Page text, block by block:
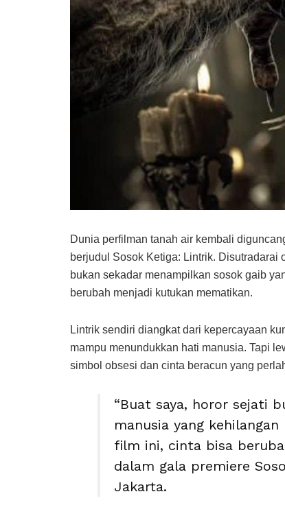
Dunia perfilman tanah air kembali
berjudul Sosok Ketiga: Lintrik.
bukan sekadar menampilkan sosok gaib
berubah menjadi kutukan mematikan.
Lintrik sendiri diangkat dari kepercayaan
mampu menundukkan hati manusia. Tapi
simbol obsesi dan cinta beracun yang
“Buat saya, horor sejati
manusia yang
film ini, cinta bisa
dalam gala premiere
Jakarta.